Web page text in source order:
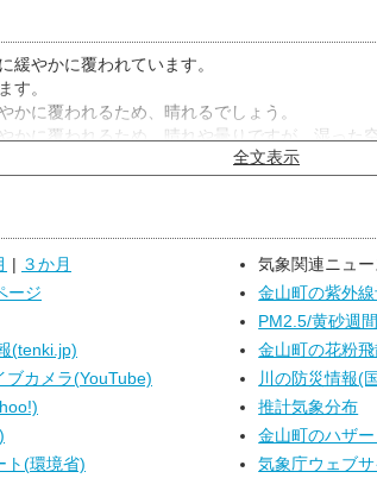
緩やかに覆われています。
す。
かに覆われるため、晴れるでしょう。
かに覆われるため、晴れや曇りですが、湿った
全文表示
３か月 気象関連ニュー
ージ
金山町の紫外
PM2.5/黄砂週
(tenki.jp)
金山町の花粉
ブカメラ(YouTube)
川の防災情報(
推計気象分布
金山町のハザ
ト(環境省)
気象庁ウェブサ